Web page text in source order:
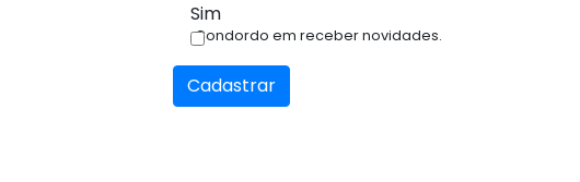
Sim
Condordo em receber novidades.
Cadastrar